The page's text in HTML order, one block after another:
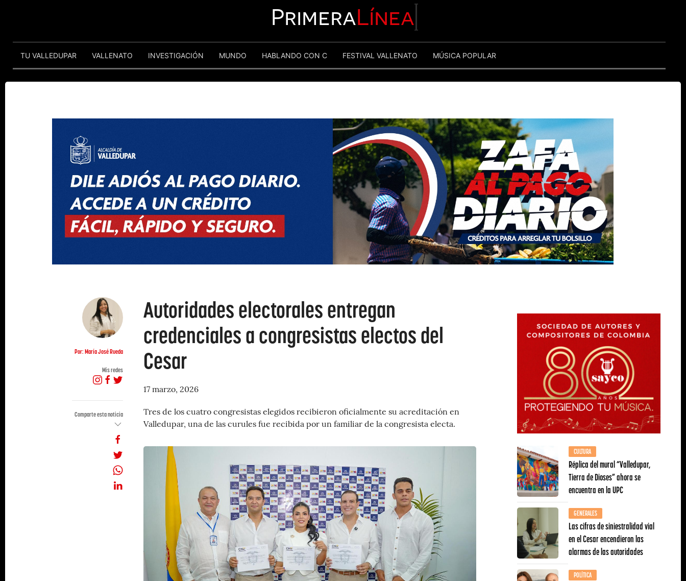
PrimeraLínea
TU VALLEDUPAR VALLENATO INVESTIGACIÓN MUNDO HABLANDO CON C FESTIVAL VALLENATO MÚSICA POPULAR
Por: María José Rueda
Mis redes
Comparte esta noticia
Autoridades electorales entregan
credenciales a congresistas electos del
Cesar
17 marzo, 2026
Tres de los cuatro congresistas elegidos recibieron oficialmente su acreditación en
Valledupar, una de las curules fue recibida por un familiar de la congresista electa.
CULTURA
Réplica del mural “Valledupar,
Tierra de Dioses” ahora se
encuentra en la UPC
GENERALES
Las cifras de siniestralidad vial
en el Cesar encendieron las
alarmas de las autoridades
POLÍTICA